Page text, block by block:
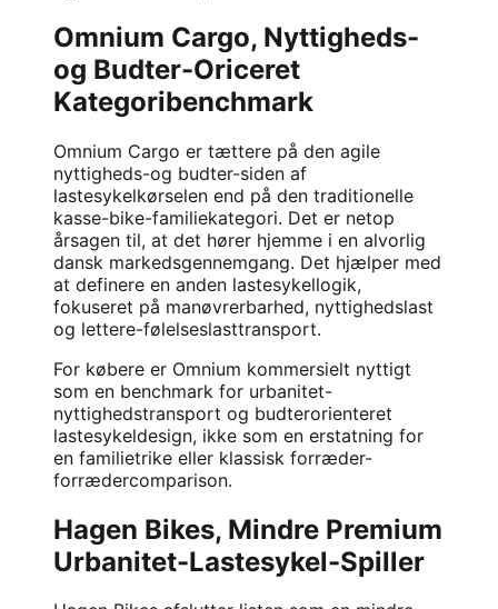
Omnium Cargo, Nyttigheds-
og Budter-Oriceret
Kategoribenchmark
Omnium Cargo er tættere på den agile
nyttigheds-og budter-siden af
lastesykelkørselen end på den traditionelle
kasse-bike-familiekategori. Det er netop
årsagen til, at det hører hjemme i en alvorlig
dansk markedsgennemgang. Det hjælper med
at definere en anden lastesykellogik,
fokuseret på manøvrerbarhed, nyttighedslast
og lettere-følelseslasttransport.
For købere er Omnium kommersielt nyttigt
som en benchmark for urbanitet-
nyttighedstransport og budterorienteret
lastesykeldesign, ikke som en erstatning for
en familietrike eller klassisk forræder-
forrædercomparison.
Hagen Bikes, Mindre Premium
Urbanitet-Lastesykel-Spiller